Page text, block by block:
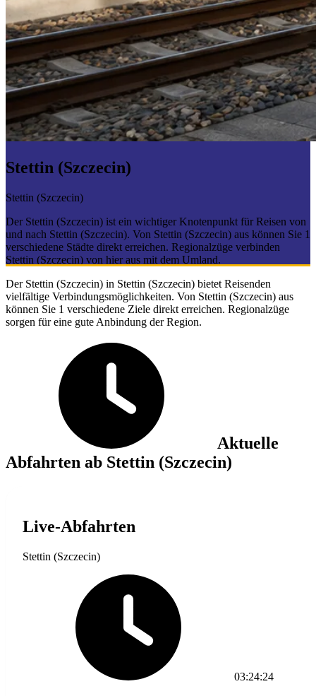
Stettin (Szczecin)
Stettin (Szczecin)
Der Stettin (Szczecin) ist ein wichtiger Knotenpunkt für Reisen von
und nach Stettin (Szczecin). Von Stettin (Szczecin) aus können Sie 1
verschiedene Städte direkt erreichen. Regionalzüge verbinden
Stettin (Szczecin) von hier aus mit dem Umland.
Der Stettin (Szczecin) in Stettin (Szczecin) bietet Reisenden
vielfältige Verbindungsmöglichkeiten. Von Stettin (Szczecin) aus
können Sie 1 verschiedene Ziele direkt erreichen. Regionalzüge
sorgen für eine gute Anbindung der Region.
Aktuelle
Abfahrten ab Stettin (Szczecin)
Live-Abfahrten
Stettin (Szczecin)
03:24:24